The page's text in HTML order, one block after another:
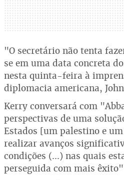
"O secretário não tenta
se em uma data concreta
nesta quinta-feira à
diplomacia americana,
Kerry conversará com
perspectivas de uma
Estados [um palestino e
realizar avanços
condições (...) nas quais
perseguida com mais